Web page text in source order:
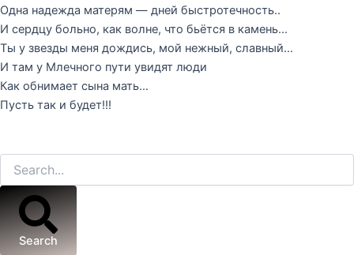
Одна надежда матерям — дней быстротечность..
И сердцу больно, как волне, что бьётся в камень…
Ты у звезды меня дождись, мой нежный, славный…
И там у Млечного пути увидят люди
Как обнимает сына мать…
Пусть так и будет!!!
Search